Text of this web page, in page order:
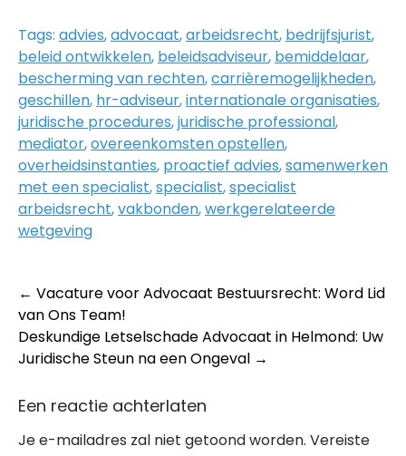
Tags: advies,advocaat,arbeidsrecht, bedrijfsjurist,
beleid ontwikkelen, beleidsadviseur, bemiddelaar,
bescherming van rechten,carrièremogelijkheden,
geschillen, hr-adviseur,internationale organisaties,
juridische procedures,juridische professional,
mediator,overeenkomsten opstellen,
overheidsinstanties, proactief advies,samenwerken
met een specialist,specialist,specialist
arbeidsrecht,vakbonden,werkgerelateerde
wetgeving
Post
navigation
← Vacature voor Advocaat Bestuursrecht: Word Lid
van Ons Team!
Deskundige Letselschade Advocaat in Helmond: Uw
Juridische Steun na een Ongeval →
Een reactie achterlaten
Je e-mailadres zal niet getoond worden. Vereiste